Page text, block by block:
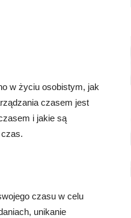
w życiu osobistym, jak
czasem jest
i jakie są
czasu w celu
unikanie